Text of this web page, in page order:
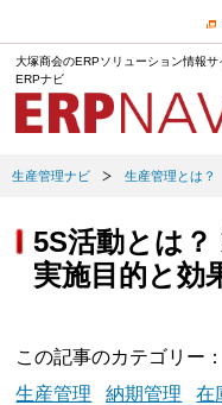
大塚商会のERPソリューション情報サ
ERPナビ
生産管理ナビ 生産管理とは？
5S活動とは
実施目的と効
この記事のカテゴリー
生産管理
納期管理 在